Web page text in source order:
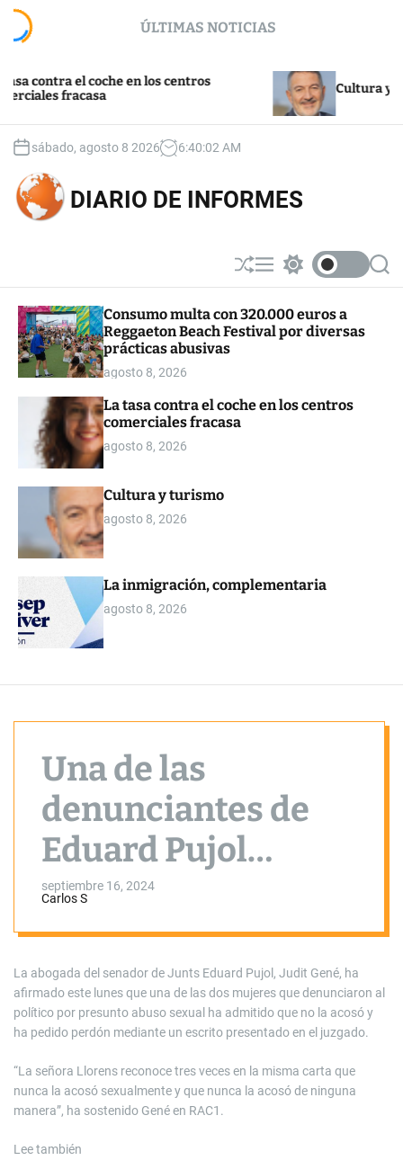
c
ÚLTIMAS NOTICIAS
el coche en los centros
fracasa
Cultura y
sábado, agosto 8 2026 6:40:02 AM
DIARIO DE INFORMES
S
h
ff
l
M
e
u
w
t
c
o
S
e
Consumo multa con 320.000 euros a
Reggaeton Beach Festival por diversas
prácticas abusivas
agosto 8, 2026
La tasa contra el coche en los centros
comerciales fracasa
agosto 8, 2026
Cultura y turismo
agosto 8, 2026
La inmigración, complementaria
agosto 8, 2026
Una de las
denunciantes de
Eduard Pujol
señala ahora que
no hubo acoso y le
pide perdón
septiembre 16, 2024
Carlos S
La abogada del senador de Junts Eduard Pujol, Judit Gené, ha
afirmado este lunes que una de las dos mujeres que denunciaron al
político por presunto abuso sexual ha admitido que no la acosó y
ha pedido perdón mediante un escrito presentado en el juzgado.
“La señora Llorens reconoce tres veces en la misma carta que
nunca la acosó sexualmente y que nunca la acosó de ninguna
manera”, ha sostenido Gené en RAC1.
Lee también